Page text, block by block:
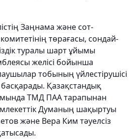
Заңнама және сот-
төрағасы, сондай-
туралы шарт ұйымы
желісі бойынша
тобының үйлестірушісі
Қазақстандық
ТМД ПАА тарапынан
Думаның шақыртуы
және Вера Ким тәуелсіз